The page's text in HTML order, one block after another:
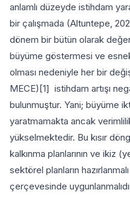
anlamlı düzeyde istihdam
bir çalışmada (Altuntepe,
dönem bir bütün olarak
büyüme göstermesi ve
olması nedeniyle her bir
MECE)[1] istihdam artışı
bulunmuştur. Yani; büyüme
yaratmamakta ancak
yükselmektedir. Bu kısır
kalkınma planlarının ve ikiz
sektörel planların
çerçevesinde